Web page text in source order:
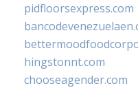
pidfloorsexpress.com
hingstonnt.com
chooseagender.com